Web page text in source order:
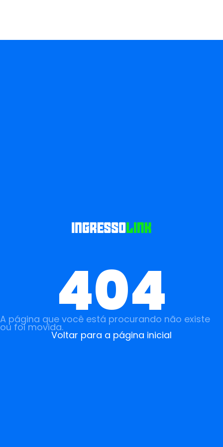
404
A página que você está procurando não existe
ou foi movida.
Voltar para a página inicial